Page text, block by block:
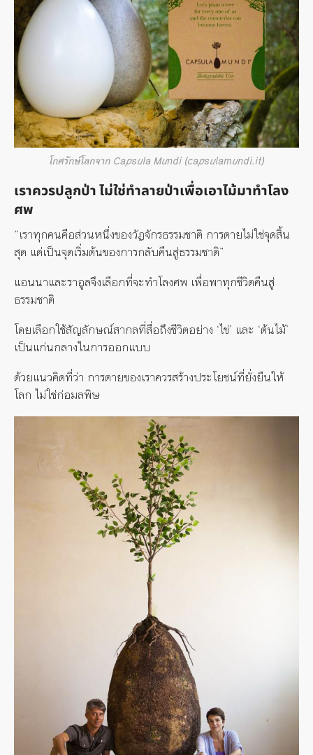
โกศรักษ์โลกจาก Capsula Mundi (capsulamundi.it)
เราควรปลูกป่า ไม่ใช่ทำลายป่าเพื่อเอาไม้มาทำโลง
ศพ
“เราทุกคนคือส่วนหนึ่งของวัฏจักรธรรมชาติ การตายไม่ใช่จุดสิ้น
สุด แต่เป็นจุดเริ่มต้นของการกลับคืนสู่ธรรมชาติ”
แอนนาและราอูลจึงเลือกที่จะทำโลงศพ เพื่อพาทุกชีวิตคืนสู่
ธรรมชาติ
โดยเลือกใช้สัญลักษณ์สากลที่สื่อถึงชีวิตอย่าง ‘ไข่’ และ ‘ต้นไม้’
เป็นแก่นกลางในการออกแบบ
ด้วยแนวคิดที่ว่า การตายของเราควรสร้างประโยชน์ที่ยั่งยืนให้
โลก ไม่ใช่ก่อมลพิษ